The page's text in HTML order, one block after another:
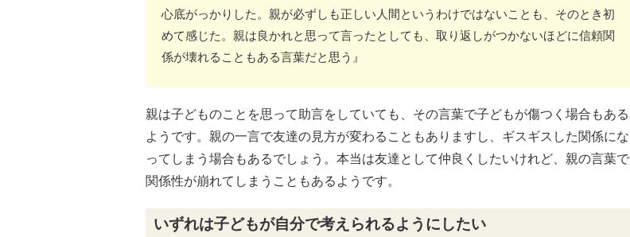
心底がっかりした。親が必ずしも正しい人間というわけではないことも、そのとき初
めて感じた。親は良かれと思って言ったとしても、取り返しがつかないほどに信頼関
係が壊れることもある言葉だと思う』
親は子どものことを思って助言をしていても、その言葉で子どもが傷つく場合もある
ようです。親の一言で友達の見方が変わることもありますし、ギスギスした関係にな
ってしまう場合もあるでしょう。本当は友達として仲良くしたいけれど、親の言葉で
関係性が崩れてしまうこともあるようです。
いずれは子どもが自分で考えられるようにしたい